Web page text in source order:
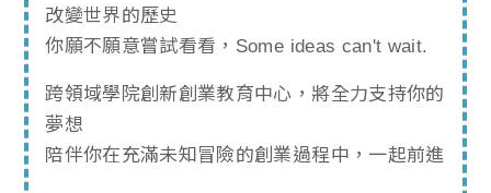
改變世界的歷史
你願不願意嘗試看看，Some ideas can't wait.
跨領域學院創新創業教育中心，將全力支持你的
夢想
陪伴你在充滿未知冒險的創業過程中，一起前進